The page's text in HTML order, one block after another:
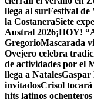
llega al surFestival de
la CostaneraSiete
Austral 2026¡HOY!
GregorioMascarada
Ovejero celebra
de actividades por el
llega a NatalesGaspar
invitadosCrisol tocará
hits latinos